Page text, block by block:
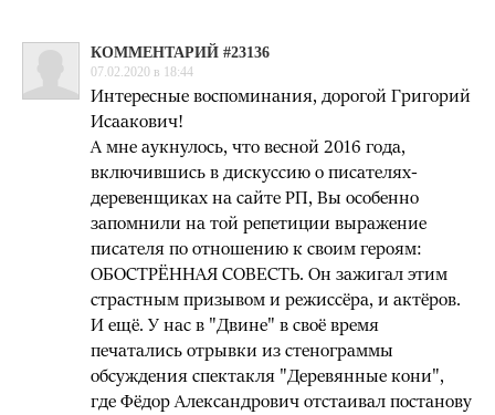
КОММЕНТАРИЙ #23136
07.02.2020 в 18:44
Интересные воспоминания, дорогой Григорий
Исаакович!
А мне аукнулось, что весной 2016 года,
включившись в дискуссию о писателях-
деревенщиках на сайте РП, Вы особенно
запомнили на той репетиции выражение
писателя по отношению к своим героям:
ОБОСТРЁННАЯ СОВЕСТЬ. Он зажигал этим
страстным призывом и режиссёра, и актёров.
И ещё. У нас в "Двине" в своё время
печатались отрывки из стенограммы
обсуждения спектакля "Деревянные кони",
где Фёдор Александрович отстаивал постанову